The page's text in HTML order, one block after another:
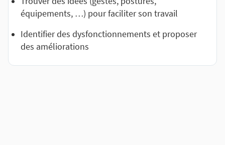
équipements, …) pour faciliter son travail
Identifier des dysfonctionnements et proposer
des améliorations